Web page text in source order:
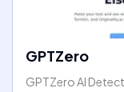
GPTZero
GPTZero AI